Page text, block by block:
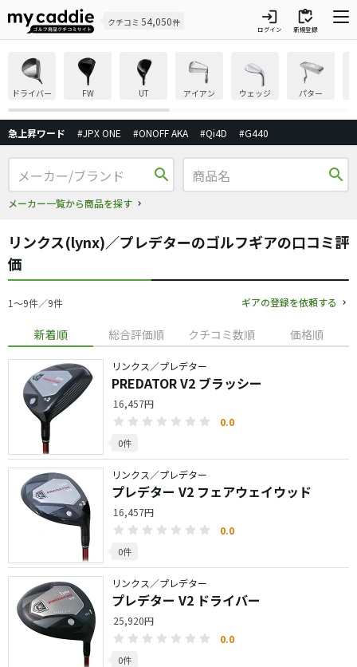
クチコミ 54,050件 login
ログイン
inventory
新規登録
ドライバー FW UT アイアン ウェッジ パター
急上昇ワード #JPX ONE #ONOFF AKA #Qi4D #G440
search
メーカー一覧から商品を探す
search
リンクス(lynx)／プレデターのゴルフギアの口コミ評
価
1〜9件／9件 ギアの登録を依頼する
新着順 総合評価順 クチコミ数順 価格順
リンクス／プレデター
PREDATOR V2 ブラッシー
16,457円
0.0
0件
リンクス／プレデター
プレデター V2 フェアウェイウッド
16,457円
0.0
0件
リンクス／プレデター
プレデター V2 ドライバー
25,920円
0.0
0件